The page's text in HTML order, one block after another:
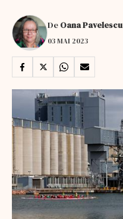
De Oana Pavelescu
03 MAI 2023